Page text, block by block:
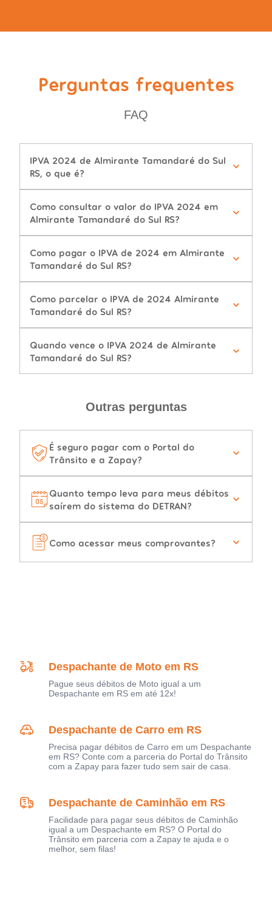
Perguntas frequentes
FAQ
IPVA 2024 de Almirante Tamandaré do Sul
RS, o que é?
Como consultar o valor do IPVA 2024 em
Almirante Tamandaré do Sul RS?
Como pagar o IPVA de 2024 em Almirante
Tamandaré do Sul RS?
Como parcelar o IPVA de 2024 Almirante
Tamandaré do Sul RS?
Quando vence o IPVA 2024 de Almirante
Tamandaré do Sul RS?
Outras perguntas
É seguro pagar com o Portal do
Trânsito e a Zapay?
Quanto tempo leva para meus débitos
saírem do sistema do DETRAN?
Como acessar meus comprovantes?
Despachante de Moto em RS
Pague seus débitos de Moto igual a um
Despachante em RS em até 12x!
Despachante de Carro em RS
Precisa pagar débitos de Carro em um Despachante
em RS? Conte com a parceria do Portal do Trânsito
com a Zapay para fazer tudo sem sair de casa.
Despachante de Caminhão em RS
Facilidade para pagar seus débitos de Caminhão
igual a um Despachante em RS? O Portal do
Trânsito em parceria com a Zapay te ajuda e o
melhor, sem filas!